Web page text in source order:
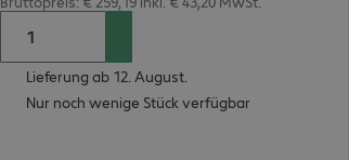
Lieferung ab 12. August.
Nur noch wenige Stück verfügbar